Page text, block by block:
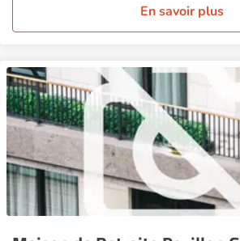
En savoir plus